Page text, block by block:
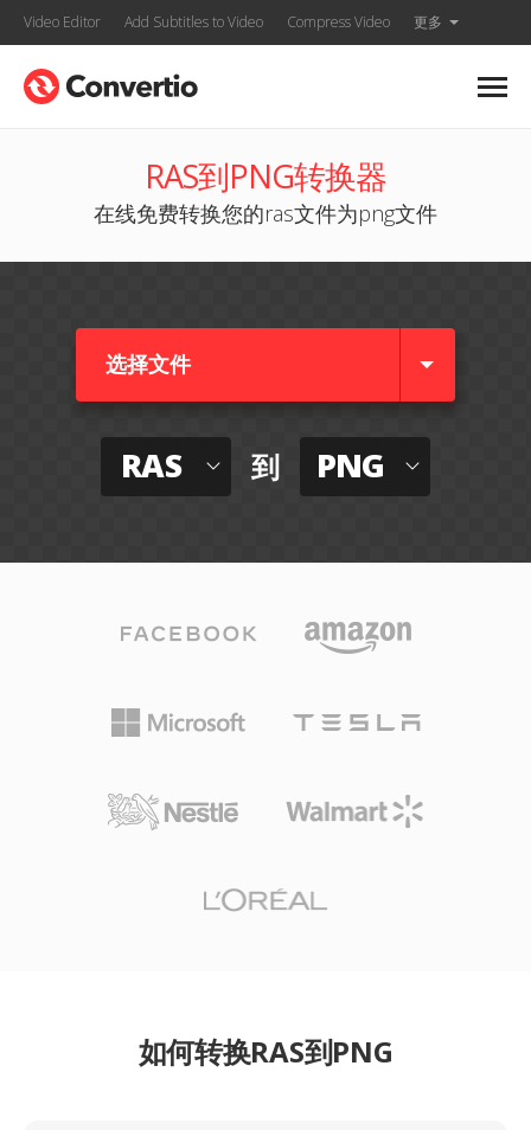
Video Editor Add Subtitles to Video Compress Video 更多
RAS到PNG转换器
在线免费转换您的ras文件为png文件
选择文件
RAS 到 PNG
如何转换RAS到PNG